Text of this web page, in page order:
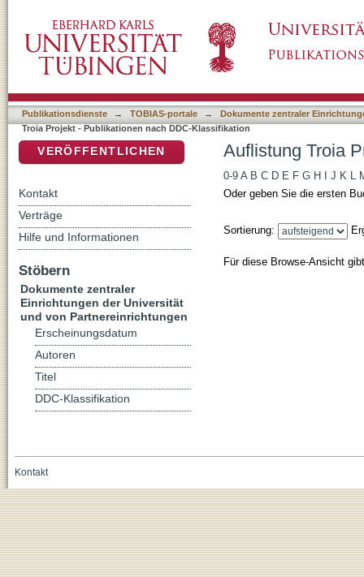
Publikationsdienste → TOBIAS-portale →
Dokumente zentraler
Troia Projekt - Publikationen nach DDC-Klassifikation
Auflistung Troia
0-9 A B C D E F G H J K L
Oder geben Sie die ersten
Sortierung:
Für diese Browse-Ansicht
VERÖFFENTLICHEN
Kontakt
Verträge
Hilfe und Informationen
Stöbern
Dokumente zentraler
Einrichtungen der Universität
und von Partnereinrichtungen
Erscheinungsdatum
Autoren
Titel
DDC-Klassifikation
Kontakt